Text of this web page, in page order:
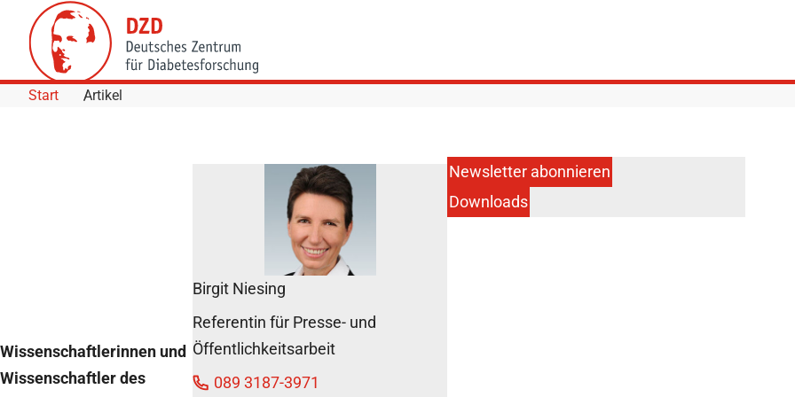
Skip to Content
Start Artikel
Typ-2-Diabetes:
Das kosten die
Folgeerkrankungen
DZD News
5. Februar 2018
Wissenschaftlerinnen und
Wissenschaftler des
Teilen
Teilen
Birgit Niesing
Referentin für Presse- und
Öffentlichkeitsarbeit
089 3187-3971
Newsletter abonnieren
Downloads